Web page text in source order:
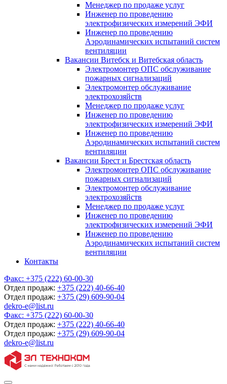
Менеджер по продаже услуг
Инженер по проведению
электрофизических измерений ЭФИ
Инженер по проведению
Аэродинамических испытаний систем
вентиляции
Вакансии Витебск и Витебская область
Электромонтер ОПС обслуживание
пожарных сигнализаций
Электромонтер обслуживание
электрохозяйств
Менеджер по продаже услуг
Инженер по проведению
электрофизических измерений ЭФИ
Инженер по проведению
Аэродинамических испытаний систем
вентиляции
Вакансии Брест и Брестская область
Электромонтер ОПС обслуживание
пожарных сигнализаций
Электромонтер обслуживание
электрохозяйств
Менеджер по продаже услуг
Инженер по проведению
электрофизических измерений ЭФИ
Инженер по проведению
Аэродинамических испытаний систем
вентиляции
Контакты
Факс: +375 (222) 60-00-30
Отдел продаж: +375 (222) 40-66-40
Отдел продаж: +375 (29) 609-90-04
dekro-e@list.ru
Факс: +375 (222) 60-00-30
Отдел продаж: +375 (222) 40-66-40
Отдел продаж: +375 (29) 609-90-04
dekro-e@list.ru